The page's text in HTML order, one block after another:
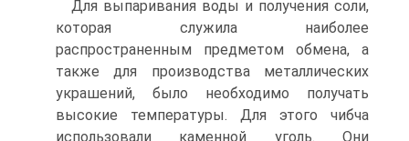
Для выпаривания воды и получения соли,
которая служила наиболее
распространенным предметом об­мена, а
также для производства металлических
укра­шений, было необходимо получать
высокие темпера­туры. Для этого чибча
использовали каменной уголь. Они